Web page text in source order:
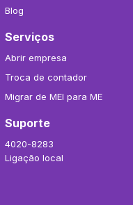
Blog
Serviços
Abrir empresa
Troca de contador
Migrar de MEI para ME
Suporte
4020-8283
Ligação local